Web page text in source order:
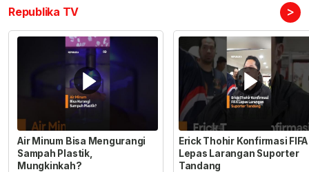
Republika TV >
Air Minum Bisa Mengurangi
Sampah Plastik,
Mungkinkah?
Erick Thohir Konfirmasi FIFA
Lepas Larangan Suporter
Tandang